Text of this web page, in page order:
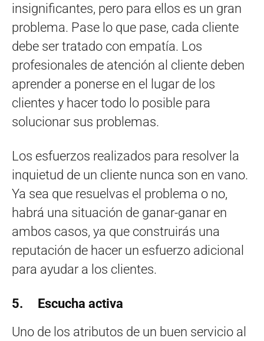
insignificantes, pero para ellos es un gran
problema. Pase lo que pase, cada cliente
debe ser tratado con empatía. Los
profesionales de atención al cliente deben
aprender a ponerse en el lugar de los
clientes y hacer todo lo posible para
solucionar sus problemas.
Los esfuerzos realizados para resolver la
inquietud de un cliente nunca son en vano.
Ya sea que resuelvas el problema o no,
habrá una situación de ganar-ganar en
ambos casos, ya que construirás una
reputación de hacer un esfuerzo adicional
para ayudar a los clientes.
5. Escucha activa
Uno de los atributos de un buen servicio al